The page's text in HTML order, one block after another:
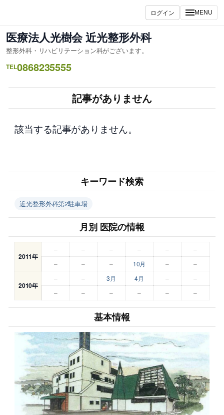
を
ス
キ
ッ
ログイン MENU
医療法人光樹会 近光整形外科
整形外科・リハビリテーション科がございます。
TEL0868235555
記事がありません
該当する記事がありません。
キーワード検索
近光整形外科第2駐車場
月別 医院の情報
2011年
– – – – –
–
–
– – 10月 – –
2010年
– – 3月 4月 –
–
–
– – – – –
基本情報